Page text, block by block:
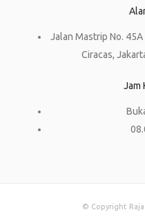
Jalan Mastrip No. 45A
Ciracas,
Jam
© Copyright Raja